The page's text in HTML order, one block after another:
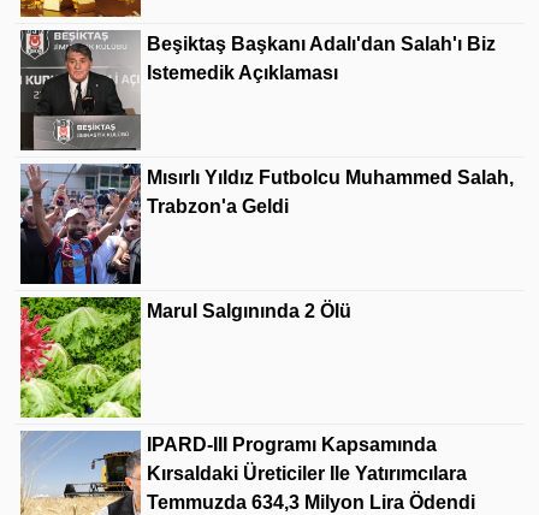
Beşiktaş Başkanı Adalı'dan Salah'ı Biz
Istemedik Açıklaması
Mısırlı Yıldız Futbolcu Muhammed Salah,
Trabzon'a Geldi
Marul Salgınında 2 Ölü
IPARD-III Programı Kapsamında
Kırsaldaki Üreticiler Ile Yatırımcılara
Temmuzda 634,3 Milyon Lira Ödendi